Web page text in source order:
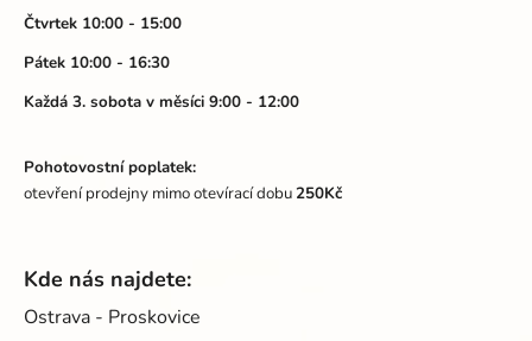
Čtvrtek 10:00 - 15:00
Pátek 10:00 - 16:30
Každá 3. sobota v měsíci 9:00 - 12:00
Pohotovostní poplatek:
otevření prodejny mimo otevírací dobu250Kč
Kde nás najdete:
Ostrava - Proskovice